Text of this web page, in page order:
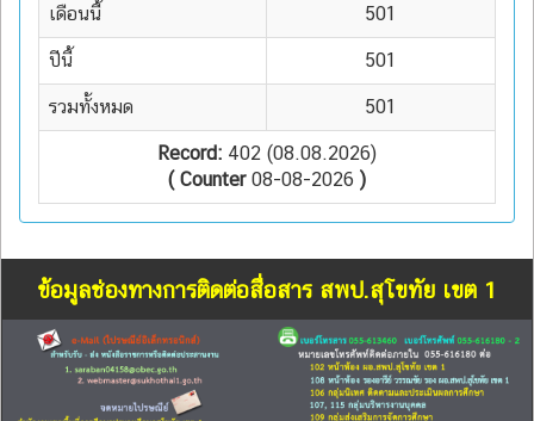
เดือนนี้ 501
ปีนี้ 501
รวมทั้งหมด 501
Record: 402 (08.08.2026)
( Counter08-08-2026 )
ข้อมูลช่องทางการติดต่อสื่อสาร สพป.สุโขทัย เขต 1